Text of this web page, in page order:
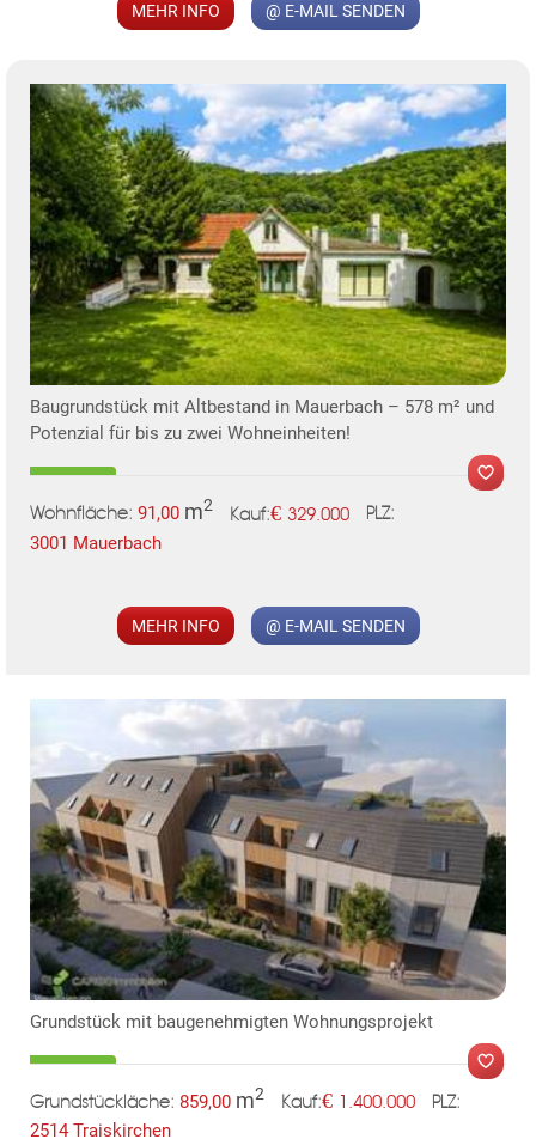
MEHR INFO @ E-MAIL SENDEN
Baugrundstück mit Altbestand in Mauerbach – 578 m² und
Potenzial für bis zu zwei Wohneinheiten!
Wohnfläche: 91,00 m2 Kauf:€ 329.000 PLZ:
3001 Mauerbach
MEHR INFO @ E-MAIL SENDEN
Grundstück mit baugenehmigten Wohnungsprojekt
Grundstückläche: 859,00 m2 Kauf:€ 1.400.000 PLZ:
2514 Traiskirchen